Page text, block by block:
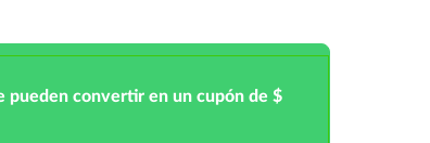
pueden convertir en un cupón de $